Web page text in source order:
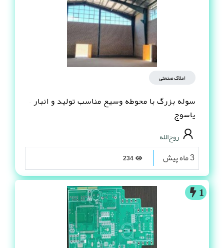
املاک صنعتی
سوله بزرگ با محوطه وسیع مناسب تولید و انبار –
یاسوج
234